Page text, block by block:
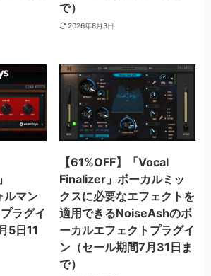
で）
2026年8月3日
マン
ラグイ
5日11
【61%OFF】「Vocal
Finalizer」ボーカルミッ
クスに必要なエフェクトを
適用できるNoiseAshのボ
ーカルエフェクトプラグイ
ン（セール期間7月31日ま
で）